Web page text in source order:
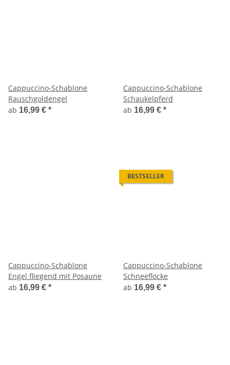
Cappuccino-Schablone
Rauschgoldengel
ab 16,99 € *
Cappuccino-Schablone
Schaukelpferd
ab 16,99 € *
Cappuccino-Schablone
Engel fliegend mit Posaune
ab 16,99 € *
BESTSELLER
Cappuccino-Schablone
Schneeflocke
ab 16,99 € *